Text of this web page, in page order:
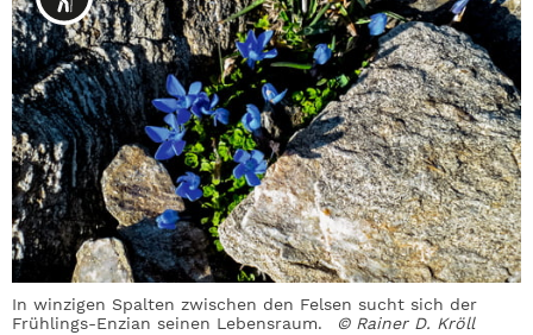
In winzigen Spalten zwischen den Felsen sucht sich der
Frühlings-Enzian seinen Lebensraum.
© Rainer D. Kröll